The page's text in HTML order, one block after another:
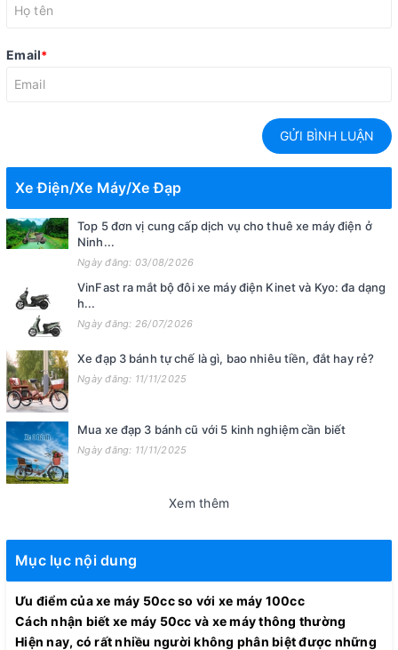
Email*
GỬI BÌNH LUẬN
Xe Điện/Xe Máy/Xe Đạp
Top 5 đơn vị cung cấp dịch vụ cho thuê xe máy điện ở
Ninh...
Ngày đăng: 03/08/2026
VinFast ra mắt bộ đôi xe máy điện Kinet và Kyo: đa dạng
h...
Ngày đăng: 26/07/2026
Xe đạp 3 bánh tự chế là gì, bao nhiêu tiền, đắt hay rẻ?
Ngày đăng: 11/11/2025
Mua xe đạp 3 bánh cũ với 5 kinh nghiệm cần biết
Ngày đăng: 11/11/2025
Xem thêm
Mục lục nội dung
Ưu điểm của xe máy 50cc so với xe máy 100cc
Cách nhận biết xe máy 50cc và xe máy thông thường
Hiện nay, có rất nhiều người không phân biệt được những